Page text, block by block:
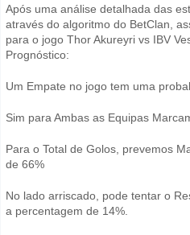
Após uma análise detalhada das
através do algoritmo do BetClan,
para o jogo Thor Akureyri vs IBV
Prognóstico:
Um Empate no jogo tem uma
Sim para Ambas as Equipas
Para o Total de Golos, prevemos
de 66%
No lado arriscado, pode tentar o
a percentagem de 14%.